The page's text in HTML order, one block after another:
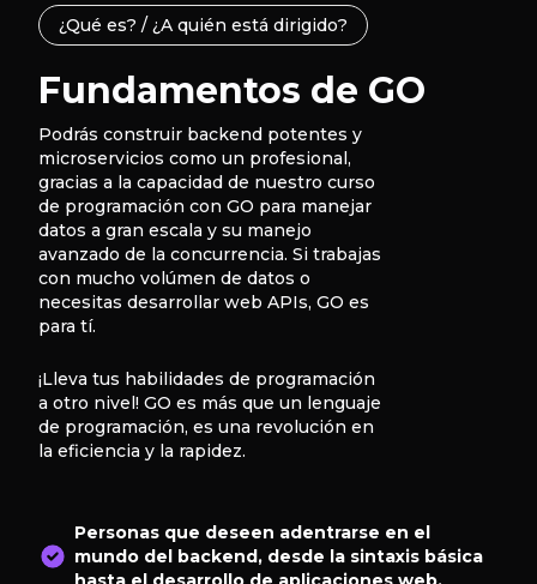
¿Qué es? / ¿A quién está dirigido?
Fundamentos de GO
Podrás construir backend potentes y
microservicios como un profesional,
gracias a la capacidad de nuestro curso
de programación con GO para manejar
datos a gran escala y su manejo
avanzado de la concurrencia. Si trabajas
con mucho volúmen de datos o
necesitas desarrollar web APIs, GO es
para tí.
¡Lleva tus habilidades de programación
a otro nivel! GO es más que un lenguaje
de programación, es una revolución en
la eficiencia y la rapidez.
Personas que deseen adentrarse en el
mundo del backend, desde la sintaxis básica